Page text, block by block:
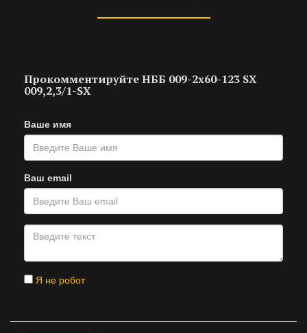
Прокомментируйте НББ 009-2х60-123 SX
009,2,3/1-SX
Ваше имя
Ваш email
Я не робот